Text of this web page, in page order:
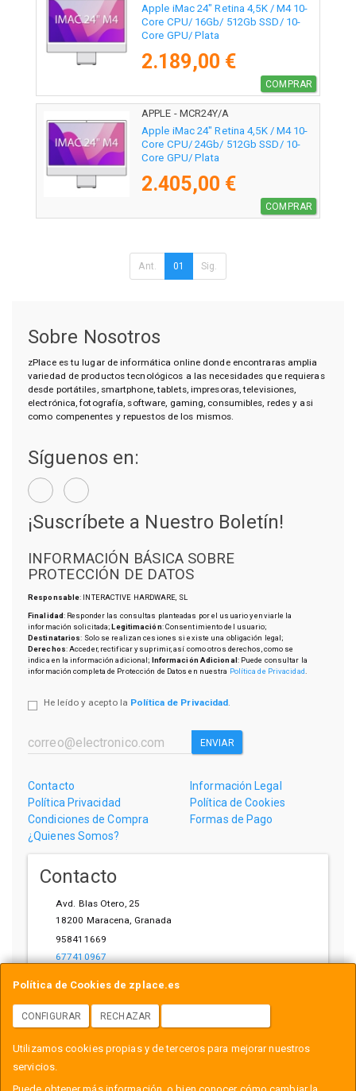
Apple iMac 24" Retina 4,5K / M4 10-
Core CPU/ 16Gb/ 512Gb SSD/ 10-
Core GPU/ Plata
2.189,00 €
COMPRAR
APPLE - MCR24Y/A
Apple iMac 24" Retina 4,5K / M4 10-
Core CPU/ 24Gb/ 512Gb SSD/ 10-
Core GPU/ Plata
2.405,00 €
COMPRAR
Ant. 01 Sig.
Política de Cookies de zplace.es
CONFIGURAR RECHAZAR
Utilizamos cookies propias y de terceros para mejorar nuestros
servicios.
Sobre Nosotros
zPlace es tu lugar de informática online donde encontraras amplia
variedad de productos tecnológicos a las necesidades que requieras
desde portátiles, smartphone, tablets, impresoras, televisiones,
electrónica, fotografía, software, gaming, consumibles, redes y asi
como compenentes y repuestos de los mismos.
Síguenos en:
¡Suscríbete a Nuestro Boletín!
INFORMACIÓN BÁSICA SOBRE
PROTECCIÓN DE DATOS
Responsable: INTERACTIVE HARDWARE, SL
Finalidad: Responder las consultas planteadas por el usuario y enviarle la
información solicitada;Legitimación: Consentimiento del usuario;
Destinatarios: Solo se realizan cesiones si existe una obligación legal;
Derechos: Acceder, rectificar y suprimir, así como otros derechos, como se
indica en la información adicional; Información Adicional: Puede consultar la
información completa de Protección de Datos en nuestra Política de Privacidad
He leído y acepto la Política de Privacidad.
ENVIAR
Contacto
Información Legal
Política Privacidad
Política de Cookies
Condiciones de Compra
Formas de Pago
¿Quienes Somos?
Contacto
Avd. Blas Otero, 25
18200 Maracena, Granada
958411669
677410967
Horario
L-V: 10:00-14:00, 17:00-21:00